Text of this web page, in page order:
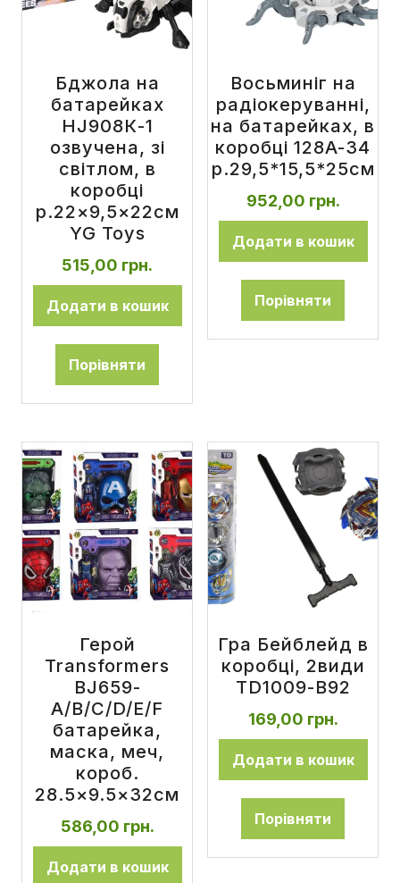
Бджола на
батарейках
HJ908К-1
озвучена, зі
світлом, в
коробці
р.22×9,5×22см
YG Toys
515,00 грн.
Додати в кошик
Порівняти
Восьминіг на
радіокеруванні,
на батарейках, в
коробці 128A-34
р.29,5*15,5*25см
952,00 грн.
Додати в кошик
Порівняти
Герой
Transformers
BJ659-
A/B/C/D/E/F
батарейка,
маска, меч,
короб.
28.5×9.5×32см
586,00 грн.
Додати в кошик
Гра Бейблейд в
коробці, 2види
TD1009-B92
169,00 грн.
Додати в кошик
Порівняти